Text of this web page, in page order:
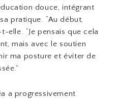
douce, intégrant
pratique. “Au début,
elle. “Je pensais que cela
mais avec le soutien
ma posture et éviter de
a progressivement